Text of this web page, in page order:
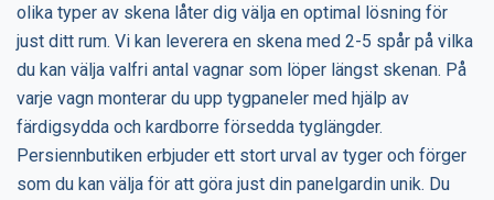
olika typer av skena låter dig välja en optimal lösning för
just ditt rum. Vi kan leverera en skena med 2-5 spår på vilka
du kan välja valfri antal vagnar som löper längst skenan. På
varje vagn monterar du upp tygpaneler med hjälp av
färdigsydda och kardborre försedda tyglängder.
Persiennbutiken erbjuder ett stort urval av tyger och förger
som du kan välja för att göra just din panelgardin unik. Du